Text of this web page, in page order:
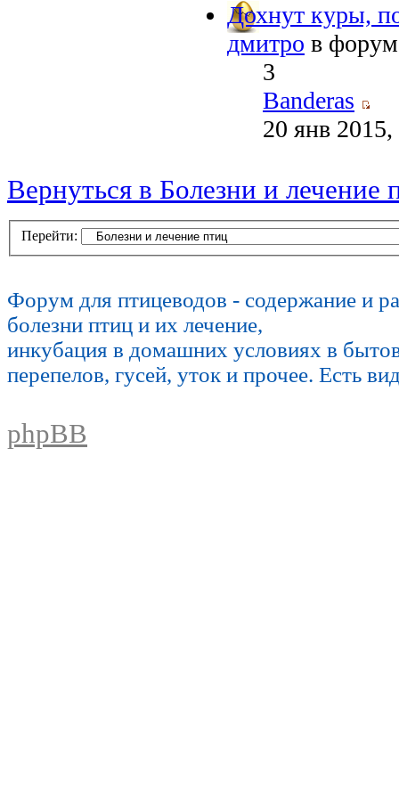
Дохнут куры,
дмитро в
3
Banderas
20 янв
Вернуться в Болезни и лечение
Перейти:
Форум для птицеводов - содержание и
болезни птиц и их лечение,
инкубация в домашних условиях в
перепелов, гусей, уток и прочее. Есть
phpBB